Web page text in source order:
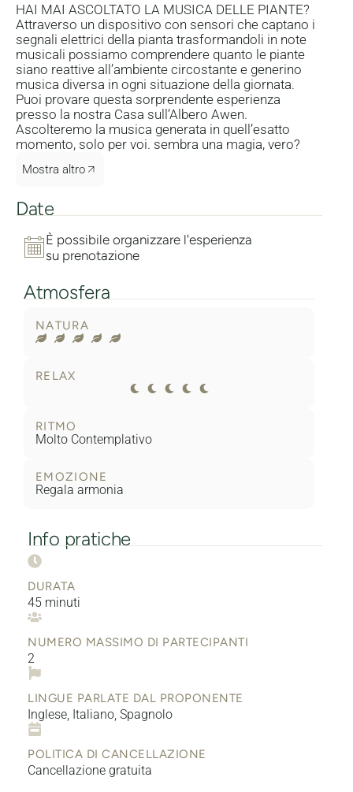
HAI MAI ASCOLTATO LA MUSICA DELLE PIANTE?
Attraverso un dispositivo con sensori che captano i
segnali elettrici della pianta trasformandoli in note
musicali possiamo comprendere quanto le piante
siano reattive all’ambiente circostante e generino
musica diversa in ogni situazione della giornata.
Puoi provare questa sorprendente esperienza
presso la nostra Casa sull’Albero Awen.
Ascolteremo la musica generata in quell’esatto
momento, solo per voi. sembra una magia, vero?
Mostra altro
Date
È possibile organizzare l'esperienza
su prenotazione
Atmosfera
NATURA
RELAX
RITMO
Molto Contemplativo
EMOZIONE
Regala armonia
Info pratiche
DURATA
45 minuti
NUMERO MASSIMO DI PARTECIPANTI
2
LINGUE PARLATE DAL PROPONENTE
Inglese, Italiano, Spagnolo
POLITICA DI CANCELLAZIONE
Cancellazione gratuita